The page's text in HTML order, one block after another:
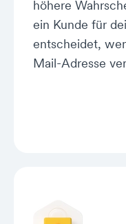
höhere
ein Kunde für
entscheidet,
Mail-Adresse